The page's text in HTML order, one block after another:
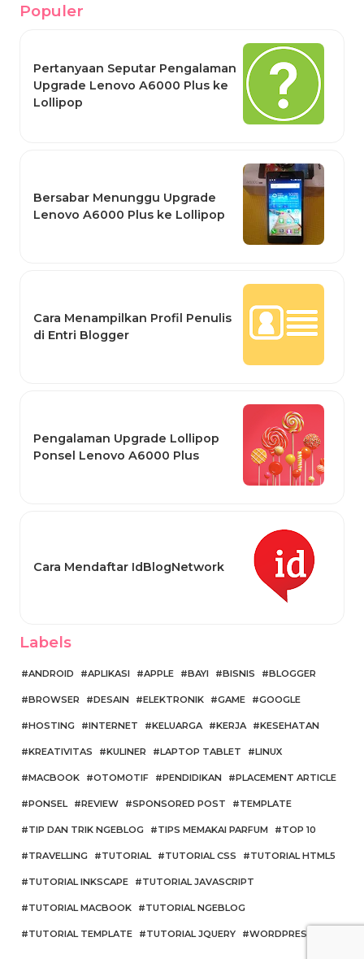
Populer
Pertanyaan Seputar Pengalaman
Upgrade Lenovo A6000 Plus ke
Lollipop
Bersabar Menunggu Upgrade
Lenovo A6000 Plus ke Lollipop
Cara Menampilkan Profil Penulis
di Entri Blogger
Pengalaman Upgrade Lollipop
Ponsel Lenovo A6000 Plus
Cara Mendaftar IdBlogNetwork
Labels
ANDROID APLIKASI APPLE BAYI BISNIS BLOGGER
BROWSER DESAIN ELEKTRONIK GAME GOOGLE
HOSTING INTERNET KELUARGA KERJA KESEHATAN
KREATIVITAS KULINER LAPTOP TABLET LINUX
MACBOOK OTOMOTIF PENDIDIKAN PLACEMENT ARTICLE
PONSEL REVIEW SPONSORED POST TEMPLATE
TIP DAN TRIK NGEBLOG TIPS MEMAKAI PARFUM TOP 10
TRAVELLING TUTORIAL TUTORIAL CSS TUTORIAL HTML5
TUTORIAL INKSCAPE TUTORIAL JAVASCRIPT
TUTORIAL MACBOOK TUTORIAL NGEBLOG
TUTORIAL TEMPLATE TUTORIAL JQUERY WORDPRESS